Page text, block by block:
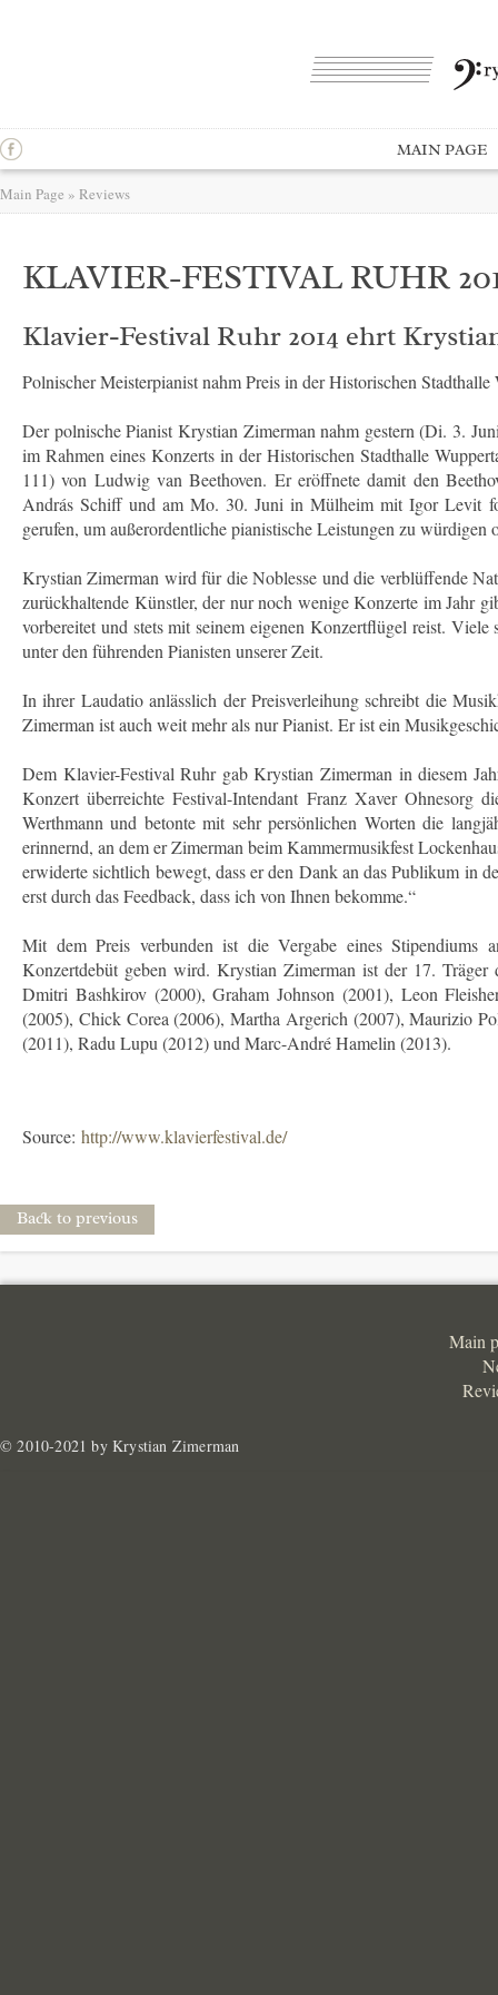
MAIN PAGE
Main Page » Reviews
KLAVIER-FESTIVAL RUHR
Klavier-Festival Ruhr 2014 ehrt
Polnischer Meisterpianist nahm Preis in der Historischen Stadthalle
Der polnische Pianist Krystian Zimerman nahm gestern (Di. 3.
im Rahmen eines Konzerts in der Historischen Stadthalle
111) von Ludwig van Beethoven. Er eröffnete damit den
András Schiff und am Mo. 30. Juni in Mülheim mit Igor Levit
gerufen, um außerordentliche pianistische Leistungen zu
Krystian Zimerman wird für die Noblesse und die verblüffende
zurückhaltende Künstler, der nur noch wenige Konzerte im Jahr
vorbereitet und stets mit seinem eigenen Konzertflügel reist.
unter den führenden Pianisten unserer Zeit.
In ihrer Laudatio anlässlich der Preisverleihung schreibt die
Zimerman ist auch weit mehr als nur Pianist. Er ist ein
Dem Klavier-Festival Ruhr gab Krystian Zimerman in diesem
Konzert überreichte Festival-Intendant Franz Xaver Ohnesorg
Werthmann und betonte mit sehr persönlichen Worten die
erinnernd, an dem er Zimerman beim Kammermusikfest
erwiderte sichtlich bewegt, dass er den Dank an das Publikum in
erst durch das Feedback, dass ich von Ihnen bekomme.“
Mit dem Preis verbunden ist die Vergabe eines
Konzertdebüt geben wird. Krystian Zimerman ist der 17.
Dmitri Bashkirov (2000), Graham Johnson (2001), Leon
(2005), Chick Corea (2006), Martha Argerich (2007), Maurizio
(2011), Radu Lupu (2012) und Marc-André Hamelin (2013).
Source: http://www.klavierfestival.de/
Back to previous
Main
© 2010-2021 by Krystian Zimerman